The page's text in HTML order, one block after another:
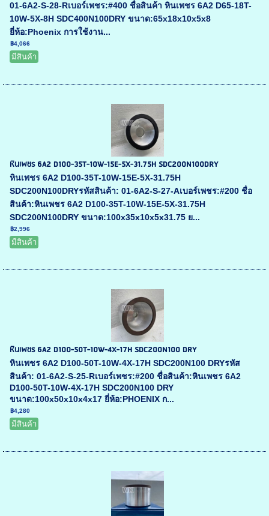
01-6A2-S-28-Rเบอร์เพชร:#400 ชื่อสินค้า หินเพชร 6A2 D65-18T-
10W-5X-8H SDC400N100DRY ขนาด:65x18x10x5x8
ยี่ห้อ:Phoenix การใช้งาน...
฿4,066
มีสินค้า
หินเพชร 6A2 D100-35T-10W-15E-5X-31.75H SDC200N100DRY
หินเพชร 6A2 D100-35T-10W-15E-5X-31.75H
SDC200N100DRYรหัสสินค้า: 01-6A2-S-27-Aเบอร์เพชร:#200 ชื่อ
สินค้า:หินเพชร 6A2 D100-35T-10W-15E-5X-31.75H
SDC200N100DRY ขนาด:100x35x10x5x31.75 ย...
฿2,996
มีสินค้า
หินเพชร 6A2 D100-50T-10W-4X-17H SDC200N100 DRY
หินเพชร 6A2 D100-50T-10W-4X-17H SDC200N100 DRYรหัส
สินค้า: 01-6A2-S-25-Rเบอร์เพชร:#200 ชื่อสินค้า:หินเพชร 6A2
D100-50T-10W-4X-17H SDC200N100 DRY
ขนาด:100x50x10x4x17 ยี่ห้อ:PHOENIX ก...
฿4,280
มีสินค้า